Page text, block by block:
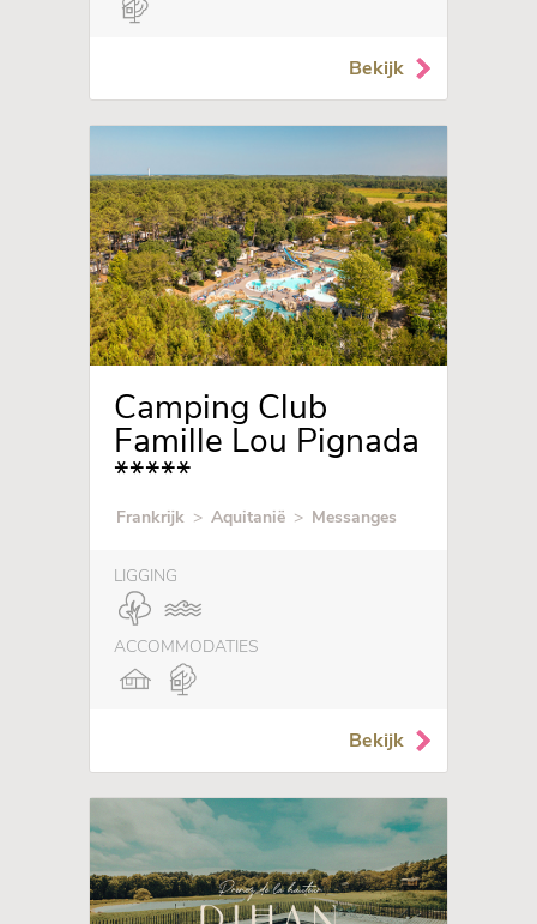
Bekijk
Camping Club
Famille Lou Pignada
*****
Frankrijk > Aquitanië > Messanges
LIGGING
ACCOMMODATIES
Bekijk